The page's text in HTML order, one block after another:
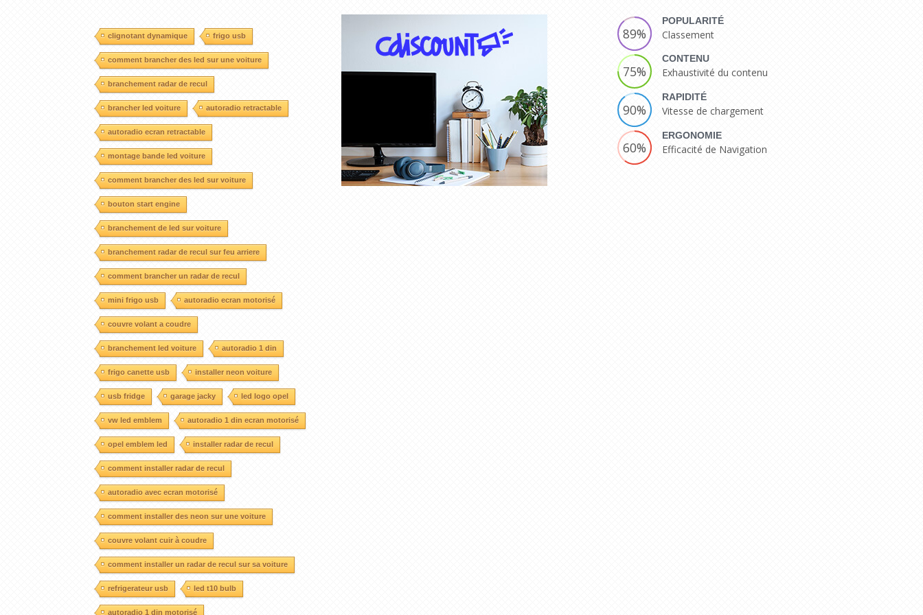
clignotant dynamique frigo usb
comment brancher des led sur une voiture
branchement radar de recul
brancher led voiture autoradio retractable
autoradio ecran retractable
montage bande led voiture
comment brancher des led sur voiture
bouton start engine
branchement de led sur voiture
branchement radar de recul sur feu arriere
comment brancher un radar de recul
mini frigo usb autoradio ecran motorisé
couvre volant a coudre
branchement led voiture autoradio 1 din
frigo canette usb installer neon voiture
usb fridge garage jacky led logo opel
vw led emblem autoradio 1 din ecran motorisé
opel emblem led installer radar de recul
comment installer radar de recul
autoradio avec ecran motorisé
comment installer des neon sur une voiture
couvre volant cuir à coudre
comment installer un radar de recul sur sa voiture
refrigerateur usb led t10 bulb
autoradio 1 din motorisé
89%
POPULARITÉ
Classement
75%
CONTENU
Exhaustivité du contenu
90%
RAPIDITÉ
Vitesse de chargement
60%
ERGONOMIE
Efficacité de Navigation